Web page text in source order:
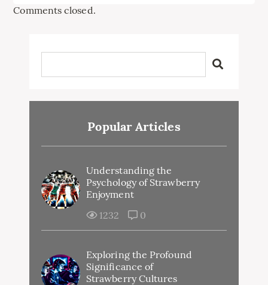
Comments closed.
Popular Articles
Understanding the
Psychology of Strawberry
Enjoyment
1232
0
Exploring the Profound
Significance of
Strawberry Cultures